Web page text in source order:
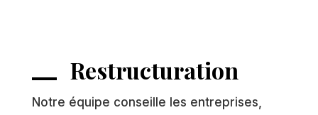
Restructuration
Notre équipe conseille les entreprises,